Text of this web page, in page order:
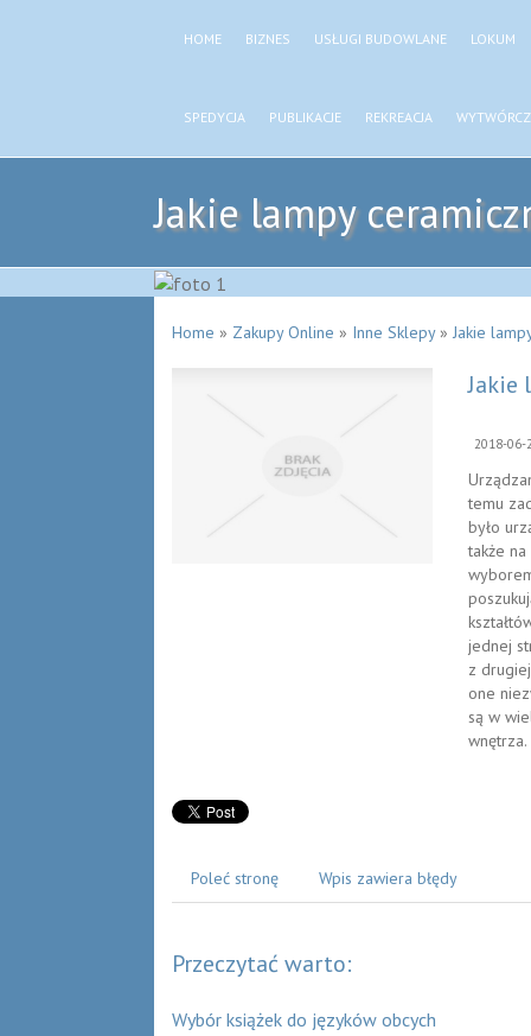
HOME BIZNES USŁUGI BUDOWLANE LOKUM
SPEDYCJA PUBLIKACJE REKREACJA
Jakie lampy
Home » Zakupy Online » Inne Sklepy» Jakie
Jakie
2018-06-
temu
było
także
jednej
z
one
są w
wnętrza.
Poleć stronę Wpis zawiera błędy
Przeczytać warto:
Wybór książek do języków obcych